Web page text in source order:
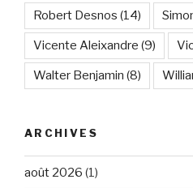
Robert Desnos (14)
Vicente Aleixandre (9)
Walter Benjamin (8)
ARCHIVES
août 2026 (1)